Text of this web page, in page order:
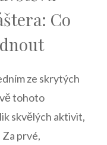
Co
ze skrytých
tohoto
skvělých aktivit,
⁤Za prvé,